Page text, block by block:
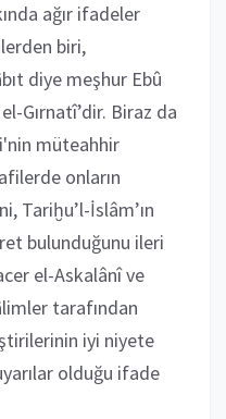
ağır ifadeler
biri,
diye meşhur Ebû
Gırnatî’dir. Biraz da
müteahhir
onların
Tariḫu’l-İslâm’ın
bulunduğunu ileri
el-Askalânî ve
tarafından
iyi niyete
olduğu ifade